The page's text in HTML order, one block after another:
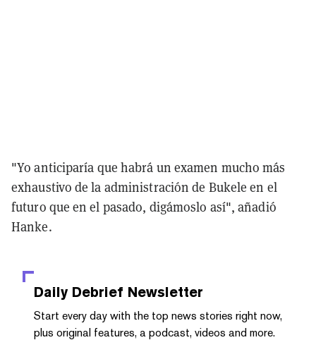
"Yo anticiparía que habrá un examen mucho más
exhaustivo de la administración de Bukele en el
futuro que en el pasado, digámoslo así", añadió
Hanke.
Daily Debrief Newsletter
Start every day with the top news stories right now,
plus original features, a podcast, videos and more.